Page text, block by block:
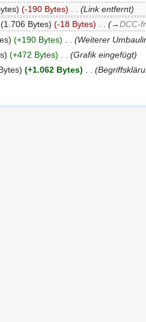
(-190 Bytes)
(Link entfernt)
(1.706 Bytes) (-18 Bytes) . . (→DCC-
(+190 Bytes)
(Weiterer
(+472 Bytes)
(Grafik eingefügt)
(+1.062 Bytes) . .